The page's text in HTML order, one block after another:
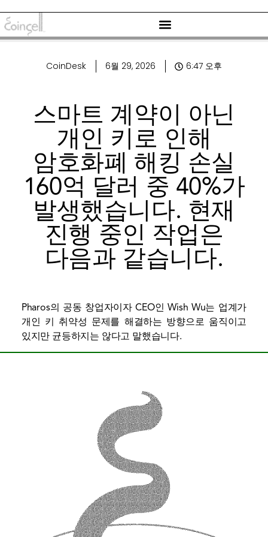
CoinDesk 6월 29, 2026 6:47 오후
스마트 계약이 아닌
개인 키로 인해
암호화폐 해킹 손실
160억 달러 중 40%가
발생했습니다. 현재
진행 중인 작업은
다음과 같습니다.
Pharos의 공동 창업자이자 CEO인 Wish Wu는 업계가
개인 키 취약성 문제를 해결하는 방향으로 움직이고
있지만 균등하지는 않다고 말했습니다.